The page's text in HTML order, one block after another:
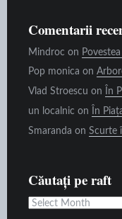
Comentarii
Mindroc on
Pop monica on
Vlad Stroescu on
În
un localnic on
În
Smaranda on Scurte
Căutați pe raft
Căutați